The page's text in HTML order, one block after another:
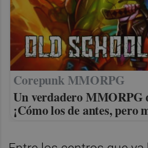
Corepunk MMORPG
Un verdadero MMORPG
¡Cómo los de antes, pero